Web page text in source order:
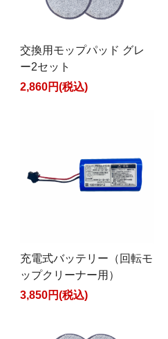
交換用モップパッド グレ
ー2セット
2,860円(税込)
充電式バッテリー（回転モ
ップクリーナー用）
3,850円(税込)